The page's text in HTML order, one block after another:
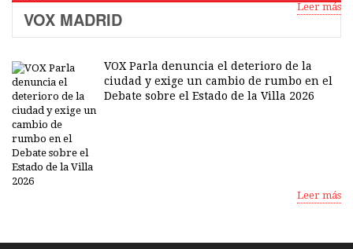
Leer más
VOX MADRID
VOX Parla denuncia el deterioro de la
ciudad y exige un cambio de rumbo en el
Debate sobre el Estado de la Villa 2026
Leer más